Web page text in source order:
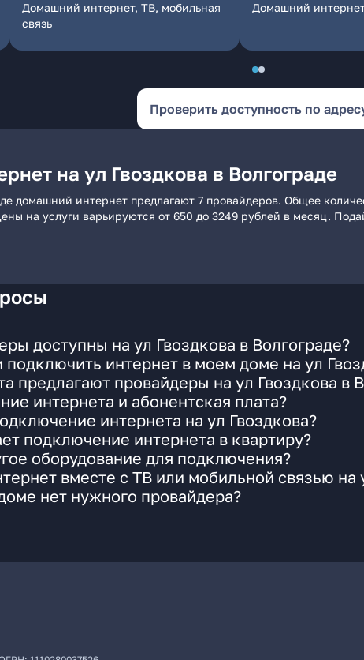
Домашний интернет, ТВ, мобильная
связь
Домашний
Проверить доступность по
на ул Гвоздкова в Волгограде
домашний интернет предлагают 7 провайдеров. Общее
на услуги варьируются от 650 до 3249 рублей в месяц.
доступны на ул Гвоздкова в Волгограде?
интернет в моем доме на ул
предлагают провайдеры на ул Гвоздкова в
интернета и абонентская плата?
интернета на ул Гвоздкова?
подключение интернета в квартиру?
оборудование для подключения?
вместе с ТВ или мобильной связью на
нет нужного провайдера?